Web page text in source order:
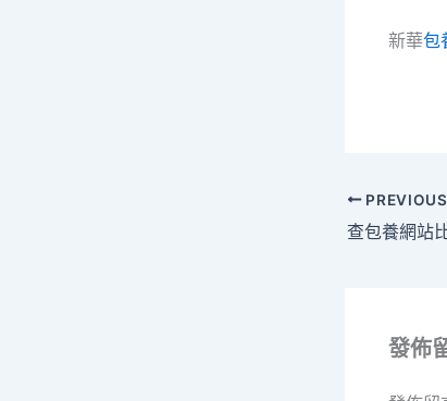
新華包
PREVIOUS
發佈